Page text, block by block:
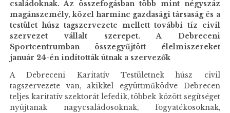
családoknak. Az összefogásban több mint négyszáz
magánszemély, közel harminc gazdasági társaság és a
testület húsz tagszervezete mellett további tíz civil
szervezet vállalt szerepet. A Debreceni
Sportcentrumban összegyűjtött élelmiszereket
január 24-én indították útnak a szervezők
A Debreceni Karitatív Testületnek húsz civil
tagszervezete van, akikkel együttműködve Debrecen
teljes karitatív szektorát lefedik, többek között segítséget
nyújtanak nagycsaládosoknak, fogyatékosoknak,